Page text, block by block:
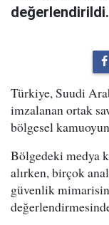
değerlendirildi.
Türkiye, Suudi
imzalanan ortak
bölgesel
Bölgedeki medya
alırken, birçok
güvenlik